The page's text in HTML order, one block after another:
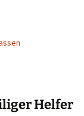
Helfer